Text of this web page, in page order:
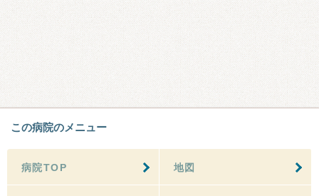
この病院のメニュー
病院TOP 地図